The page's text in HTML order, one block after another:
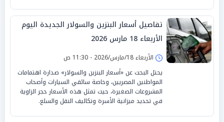
تفاصيل أسعار البنزين والسولار الجديدة اليوم
الأربعاء 18 مارس 2026
الأربعاء 18/مارس/2026 - 11:30 ص
يحتل البحث عن «أسعار البنزين والسولار» صدارة اهتمامات
المواطنين المصريين، وخاصة سائقي السيارات وأصحاب
المشروعات الصغيرة، حيث تمثل هذه الأسعار حجر الزاوية
في تحديد ميزانية الأسرة وتكاليف النقل والسلع.